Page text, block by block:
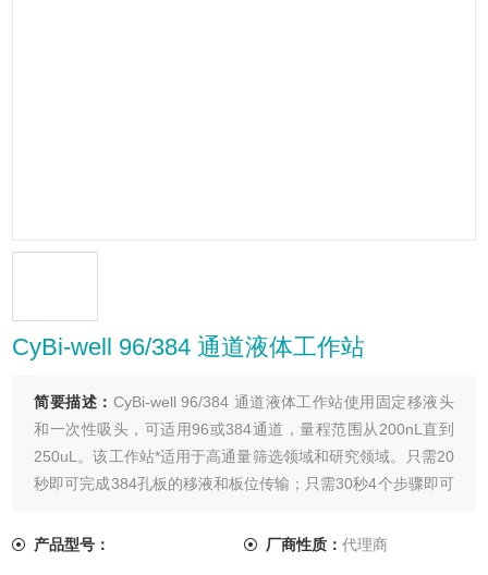
CyBi-well 96/384 通道液体工作站
简要描述： CyBi-well 96/384 通道液体工作站使用固定移液头
和一次性吸头，可适用96或384通道，量程范围从200nL直到
250uL。该工作站*适用于高通量筛选领域和研究领域。只需20
秒即可完成384孔板的移液和板位传输；只需30秒4个步骤即可
产品型号：
厂商性质： 代理商